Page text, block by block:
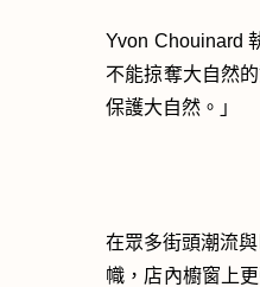
Yvon Chouinard
不能掠奪大自然
保護大自然。」
在眾多街頭潮流
幟，店內櫥窗上